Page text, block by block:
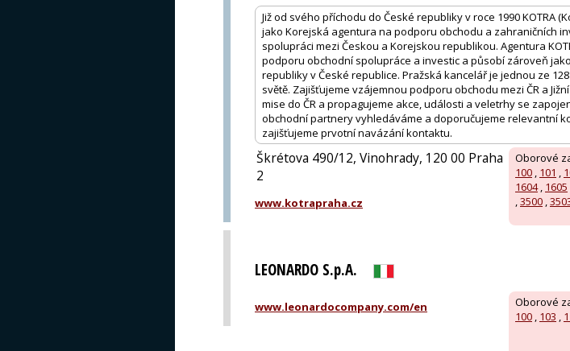
Již od svého příchodu do České republiky v roce 1990 KOTRA
jako Korejská agentura na podporu obchodu a zahraničních
spolupráci mezi Českou a Korejskou republikou. Agentura
podporu obchodní spolupráce a investic a působí zároveň
republiky v České republice. Pražská kancelář je jednou ze
světě. Zajišťujeme vzájemnou podporu obchodu mezi ČR a
mise do ČR a propagujeme akce, události a veletrhy se
obchodní partnery vyhledáváme a doporučujeme relevantní
zajišťujeme prvotní navázání kontaktu.
Oborové
100 , 101 ,
1604, 1605
,3500 ,
Škrétova 490/12, Vinohrady, 120 00 Praha
2
www.kotrapraha.cz
LEONARDO S.p.A.
Oborové
100 , 103 ,
www.leonardocompany.com/en